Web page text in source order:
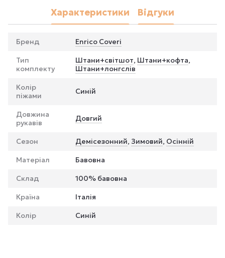
Характеристики Відгуки
Бренд Enrico Coveri
Тип
комплекту
Штани+світшот, Штани+кофта,
Штани+лонгслів
Колір
піжами
Синій
Довжина
рукавів
Довгий
Сезон Демісезонний, Зимовий, Осінній
Матеріал Бавовна
Склад 100% бавовна
Країна Італія
Колір Синій